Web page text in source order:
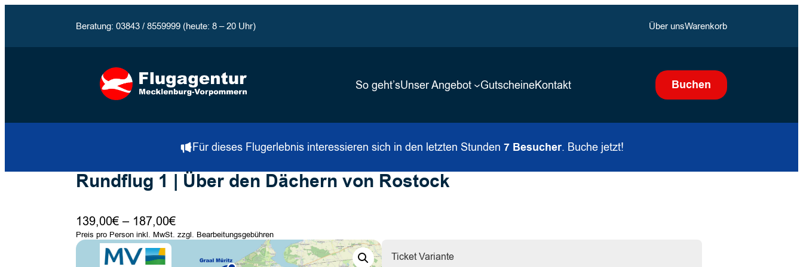
Beratung: 03843 / 8559999 (heute: 8 – 20 Uhr) Über unsWarenkorb
So geht’sUnser Angebot GutscheineKontakt Buchen
Für dieses Flugerlebnis interessieren sich in den letzten Stunden 7 Besucher. Buche jetzt!
Rundflug 1 | Über den Dächern von Rostock
139,00€ – 187,00€Preisspanne:
139,00€
Preis pro Person inkl. MwSt. zzgl. Bearbeitungsgebühren
Ticket Variante